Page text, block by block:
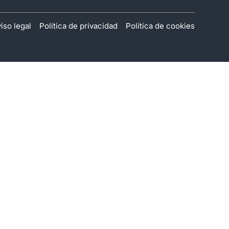
legal Política de privacidad Política de cookies